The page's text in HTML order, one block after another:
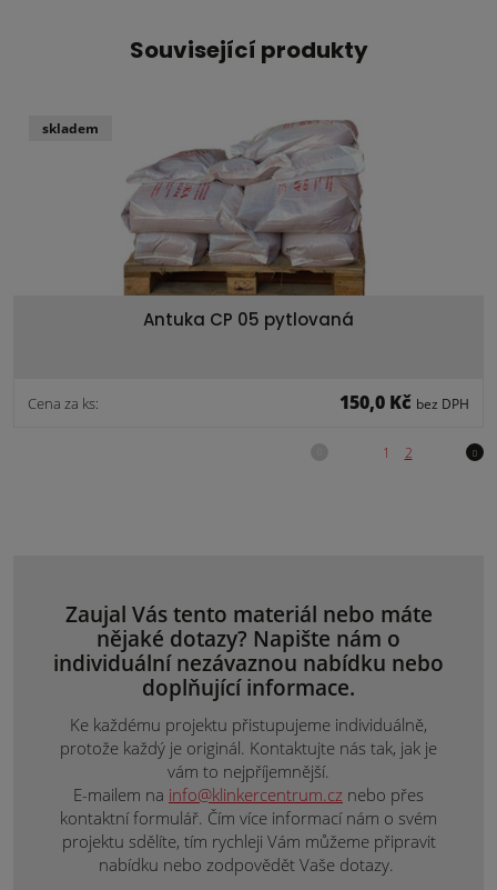
Související produkty
Antuka CP 05 pytlovaná
Cena za ks: 150,0 Kč bez DPH
skladem
Zaujal Vás tento materiál nebo máte
nějaké dotazy? Napište nám o
individuální nezávaznou nabídku nebo
doplňující informace.
Ke každému projektu přistupujeme individuálně,
protože každý je originál. Kontaktujte nás tak, jak je
vám to nejpříjemnější.
E-mailem na info@klinkercentrum.cz nebo přes
kontaktní formulář. Čím více informací nám o svém
projektu sdělíte, tím rychleji Vám můžeme připravit
nabídku nebo zodpovědět Vaše dotazy.